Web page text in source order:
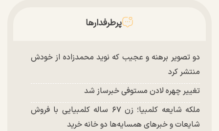
پرطرفدارها
دو تصویر برهنه و عجیب که نوید محمدزاده از خودش
منتشر کرد
تغییر چهره لادن مستوفی خبرساز شد
ملکه شایعه کلمبیا؛ زن ۶۷ ساله کلمبیایی با فروش
شایعات و خبر‌های همسایه‌ها دو خانه خرید